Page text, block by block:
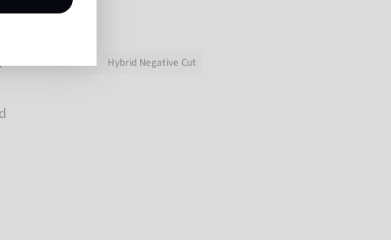
Hybrid Negative Cut